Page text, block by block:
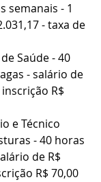
semanais - 1
- taxa de
Saúde - 40
- salário de
R$
e Técnico
- 40 horas
de R$
R$ 70,00